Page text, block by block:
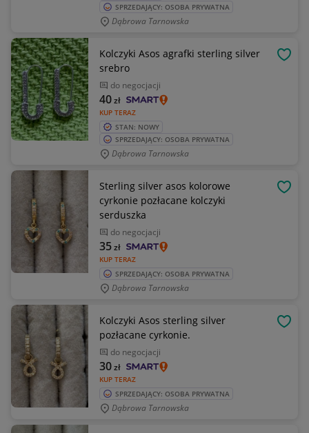
SPRZEDAJĄCY: OSOBA PRYWATNA
Dąbrowa Tarnowska
Kolczyki Asos agrafki sterling silver
srebro
do negocjacji
KUP TERAZ
40zł
STAN: NOWY
SPRZEDAJĄCY: OSOBA PRYWATNA
Dąbrowa Tarnowska
Sterling silver asos kolorowe
cyrkonie pozłacane kolczyki
serduszka
do negocjacji
KUP TERAZ
35zł
SPRZEDAJĄCY: OSOBA PRYWATNA
Dąbrowa Tarnowska
Kolczyki Asos sterling silver
pozłacane cyrkonie.
do negocjacji
KUP TERAZ
30zł
SPRZEDAJĄCY: OSOBA PRYWATNA
Dąbrowa Tarnowska